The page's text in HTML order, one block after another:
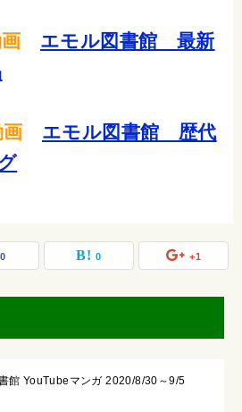
画 エモル図書館 最新
画 エモル図書館 歴代
0 0 +1
館 YouTubeマンガ 2020/8/30～9/5